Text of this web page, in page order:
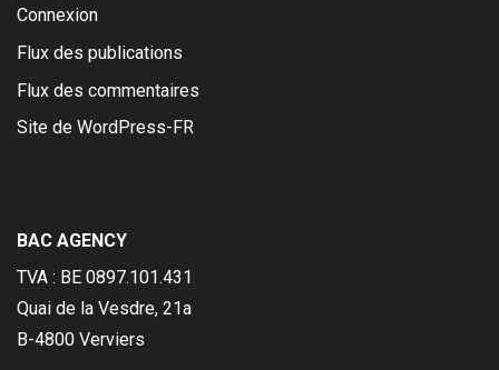
Connexion
Flux des publications
Flux des commentaires
Site de WordPress-FR
BAC AGENCY
TVA : BE 0897.101.431
Quai de la Vesdre, 21a
B-4800 Verviers